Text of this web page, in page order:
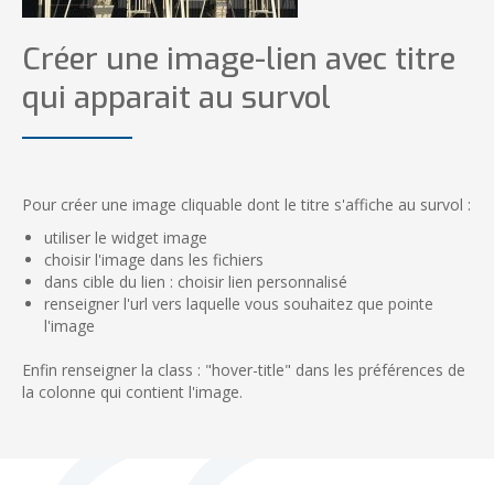
Créer une image-lien avec titre
qui apparait au survol
Pour créer une image cliquable dont le titre s'affiche au survol :
utiliser le widget image
choisir l'image dans les fichiers
dans cible du lien : choisir lien personnalisé
renseigner l'url vers laquelle vous souhaitez que pointe
l'image
Enfin renseigner la class : "hover-title" dans les préférences de
la colonne qui contient l'image.